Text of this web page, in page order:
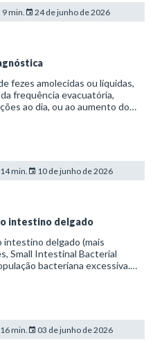
9 min. 24 de junho de 2026
fezes amolecidas ou líquidas,
frequência evacuatória,
ao dia, ou ao aumento do
14 min. 10 de junho de 2026
intestino delgado
delgado (mais
Small Intestinal Bacterial
bacteriana excessiva.
16 min. 03 de junho de 2026